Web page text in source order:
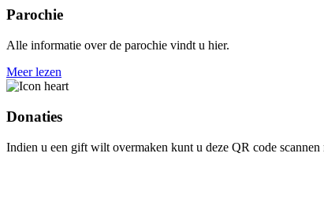
Parochie
Alle informatie over de parochie vindt u hier.
Meer lezen
Donaties
Indien u een gift wilt overmaken kunt u deze QR code